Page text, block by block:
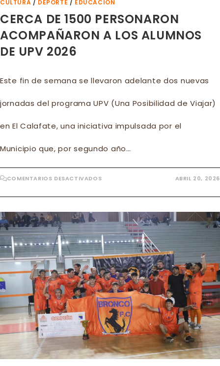
CULTURA / DEPORTE / EDUCACION
CERCA DE 1500 PERSONARON
ACOMPAÑARON A LOS ALUMNOS
DE UPV 2026
Este fin de semana se llevaron adelante dos nuevas
jornadas del programa UPV (Una Posibilidad de Viajar)
en El Calafate, una iniciativa impulsada por el
Municipio que, por segundo año…
COMENTARIOS DESACTIVADOSEN
1500
ACOMPAÑARON
LOS
ALUMNOS
DE
UPV
2026
ABRIL 20, 2026